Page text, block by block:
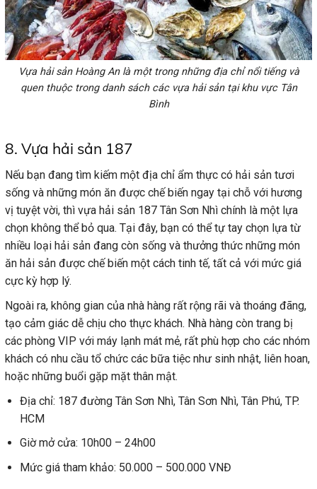
Vựa hải sản Hoàng An là một trong những địa chỉ nổi tiếng và
quen thuộc trong danh sách các vựa hải sản tại khu vực Tân
Bình
8. Vựa hải sản 187
Nếu bạn đang tìm kiếm một địa chỉ ẩm thực có hải sản tươi
sống và những món ăn được chế biến ngay tại chỗ với hương
vị tuyệt vời, thì vựa hải sản 187 Tân Sơn Nhì chính là một lựa
chọn không thể bỏ qua. Tại đây, bạn có thể tự tay chọn lựa từ
nhiều loại hải sản đang còn sống và thưởng thức những món
ăn hải sản được chế biến một cách tinh tế, tất cả với mức giá
cực kỳ hợp lý.
Ngoài ra, không gian của nhà hàng rất rộng rãi và thoáng đãng,
tạo cảm giác dễ chịu cho thực khách. Nhà hàng còn trang bị
các phòng VIP với máy lạnh mát mẻ, rất phù hợp cho các nhóm
khách có nhu cầu tổ chức các bữa tiệc như sinh nhật, liên hoan,
hoặc những buổi gặp mặt thân mật.
Địa chỉ: 187 đường Tân Sơn Nhì, Tân Sơn Nhì, Tân Phú, TP.
HCM
Giờ mở cửa: 10h00 – 24h00
Mức giá tham khảo: 50.000 – 500.000 VNĐ